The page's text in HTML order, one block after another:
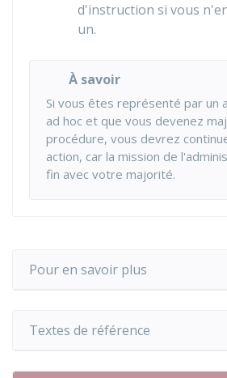
d'instruction si vous
un.
À savoir
Si vous êtes représenté par un
ad hoc et que vous devenez
procédure, vous devrez
action, car la mission de
fin avec votre majorité.
Pour en savoir plus
Textes de référence